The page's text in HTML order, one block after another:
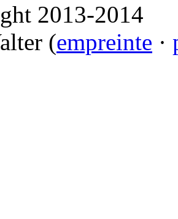
2013-2014
(empreinte ·